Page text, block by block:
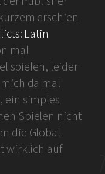
erschien
Latin
mal
spielen, leider
da mal
ein simples
Spielen nicht
die Global
wirklich auf